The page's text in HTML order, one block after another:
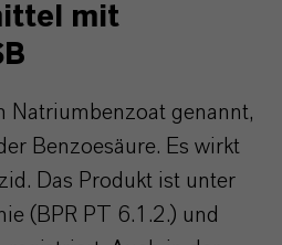
mit
Natriumbenzoat genannt,
Benzoesäure. Es wirkt
Das Produkt ist unter
(BPR PT 6.1.2.) und